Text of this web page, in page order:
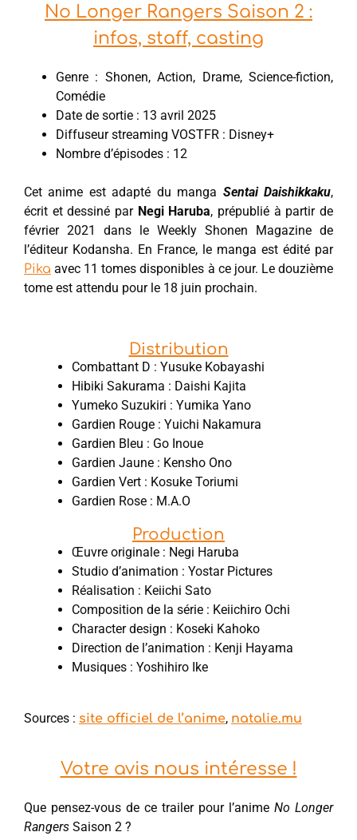
No Longer Rangers Saison 2 :
infos, staff, casting
Genre : Shonen, Action, Drame, Science-fiction,
Comédie
Date de sortie : 13 avril 2025
Diffuseur streaming VOSTFR : Disney+
Nombre d’épisodes : 12
Cet anime est adapté du manga Sentai Daishikkaku,
écrit et dessiné par Negi Haruba, prépublié à partir de
février 2021 dans le Weekly Shonen Magazine de
l’éditeur Kodansha. En France, le manga est édité par
Pika avec 11 tomes disponibles à ce jour. Le douzième
tome est attendu pour le 18 juin prochain.
Distribution
Combattant D : Yusuke Kobayashi
Hibiki Sakurama : Daishi Kajita
Yumeko Suzukiri : Yumika Yano
Gardien Rouge : Yuichi Nakamura
Gardien Bleu : Go Inoue
Gardien Jaune : Kensho Ono
Gardien Vert : Kosuke Toriumi
Gardien Rose : M.A.O
Production
Œuvre originale : Negi Haruba
Studio d’animation : Yostar Pictures
Réalisation : Keiichi Sato
Composition de la série : Keiichiro Ochi
Character design : Koseki Kahoko
Direction de l’animation : Kenji Hayama
Musiques : Yoshihiro Ike
Sources : site officiel de l’anime, natalie.mu
Votre avis nous intéresse !
Que pensez-vous de ce trailer pour l’anime No Longer
Rangers Saison 2 ?